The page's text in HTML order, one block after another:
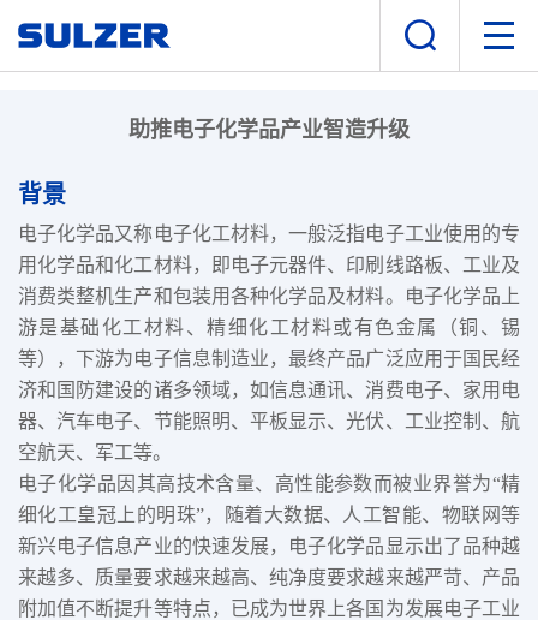
助推电子化学品产业智造升级
背景
电子化学品又称电子化工材料，一般泛指电子工业使用的专
用化学品和化工材料，即电子元器件、印刷线路板、工业及
消费类整机生产和包装用各种化学品及材料。电子化学品上
游是基础化工材料、精细化工材料或有色金属（铜、锡
等），下游为电子信息制造业，最终产品广泛应用于国民经
济和国防建设的诸多领域，如信息通讯、消费电子、家用电
器、汽车电子、节能照明、平板显示、光伏、工业控制、航
空航天、军工等。
电子化学品因其高技术含量、高性能参数而被业界誉为“精
细化工皇冠上的明珠”，随着大数据、人工智能、物联网等
新兴电子信息产业的快速发展，电子化学品显示出了品种越
来越多、质量要求越来越高、纯净度要求越来越严苛、产品
附加值不断提升等特点，已成为世界上各国为发展电子工业